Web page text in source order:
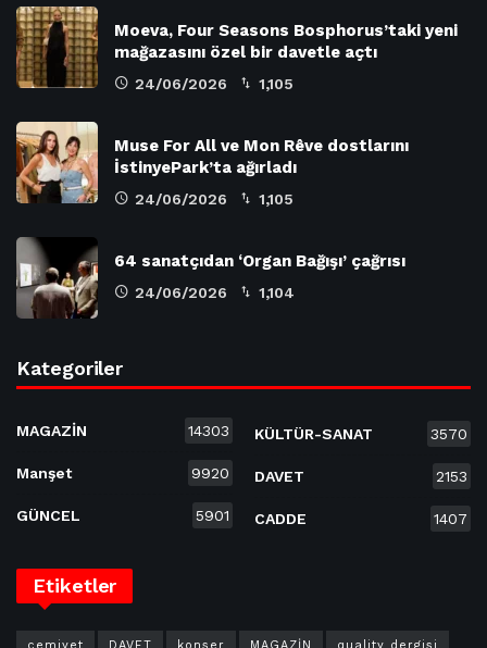
Moeva, Four Seasons Bosphorus’taki yeni
mağazasını özel bir davetle açtı
24/06/2026 1,105
Muse For All ve Mon Rêve dostlarını
İstinyePark’ta ağırladı
24/06/2026 1,105
64 sanatçıdan ‘Organ Bağışı’ çağrısı
24/06/2026 1,104
Kategoriler
MAGAZİN 14303
Manşet 9920
GÜNCEL 5901
KÜLTÜR-SANAT 3570
DAVET 2153
CADDE 1407
Etiketler